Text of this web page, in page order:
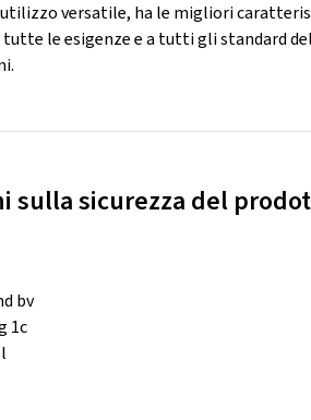
versatile, ha le migliori
tutte le esigenze e a tutti gli standard
sulla sicurezza del
bv
1c